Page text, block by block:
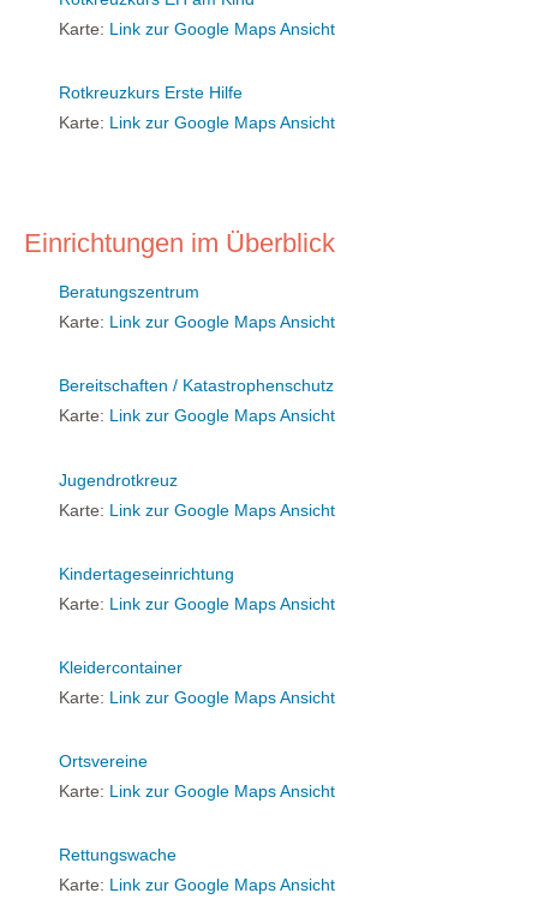
Karte: Link zur Google Maps Ansicht
Rotkreuzkurs Erste Hilfe
Karte: Link zur Google Maps Ansicht
Einrichtungen im Überblick
Beratungszentrum
Karte: Link zur Google Maps Ansicht
Bereitschaften / Katastrophenschutz
Karte: Link zur Google Maps Ansicht
Jugendrotkreuz
Karte: Link zur Google Maps Ansicht
Kindertageseinrichtung
Karte: Link zur Google Maps Ansicht
Kleidercontainer
Karte: Link zur Google Maps Ansicht
Ortsvereine
Karte: Link zur Google Maps Ansicht
Rettungswache
Karte: Link zur Google Maps Ansicht